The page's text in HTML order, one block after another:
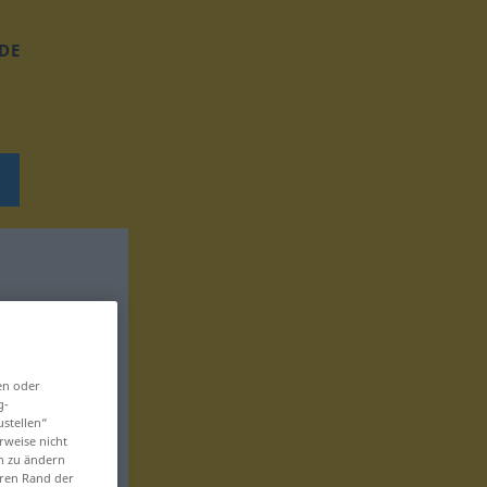
DE
oder
nicht
zu ändern
Rand der